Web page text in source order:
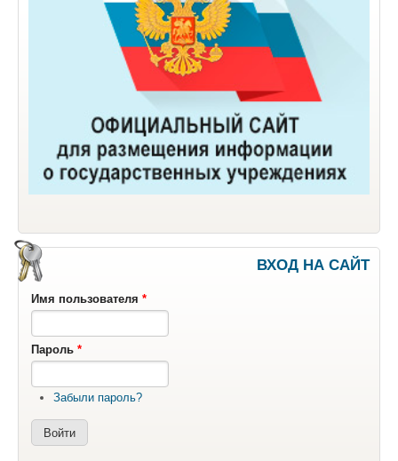
ВХОД НА САЙТ
Имя пользователя *
Пароль *
Забыли пароль?